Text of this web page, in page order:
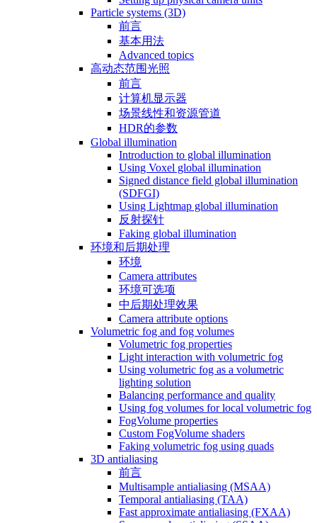
Particle systems (3D)
前言
基本用法
Advanced topics
高动态范围光照
前言
计算机显示器
场景线性和资源管道
HDR的参数
Global illumination
Introduction to global illumination
Using Voxel global illumination
Signed distance field global illumination
(SDFGI)
Using Lightmap global illumination
反射探针
Faking global illumination
环境和后期处理
环境
Camera attributes
环境可选项
中后期处理效果
Camera attribute options
Volumetric fog and fog volumes
Volumetric fog properties
Light interaction with volumetric fog
Using volumetric fog as a volumetric
lighting solution
Balancing performance and quality
Using fog volumes for local volumetric fog
FogVolume properties
Custom FogVolume shaders
Faking volumetric fog using quads
3D antialiasing
前言
Multisample antialiasing (MSAA)
Temporal antialiasing (TAA)
Fast approximate antialiasing (FXAA)